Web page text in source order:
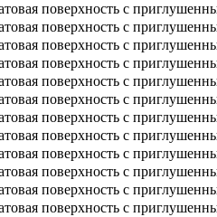
поверхность с
поверхность с
поверхность с
поверхность с
поверхность с
поверхность с
поверхность с
поверхность с
поверхность с
поверхность с
поверхность с
поверхность с